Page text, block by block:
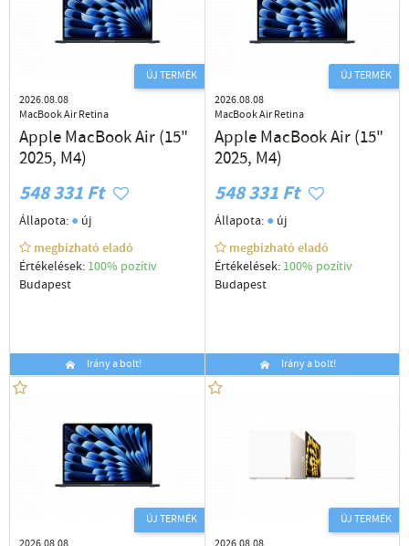
ÚJ TERMÉK
2026.08.08
MacBook Air Retina
Apple MacBook Air (15"
2025, M4)
548 331 Ft
Állapota: ● új
megbízható eladó
Értékelések: 100% pozítiv
Budapest
Irány a bolt!
ÚJ TERMÉK
2026.08.08
MacBook Air Retina
Apple MacBook Air (15"
2025, M4)
548 331 Ft
Állapota: ●új
megbízható eladó
Értékelések: 100% pozítiv
Budapest
Irány a bolt!
ÚJ TERMÉK
ÚJ TERMÉK